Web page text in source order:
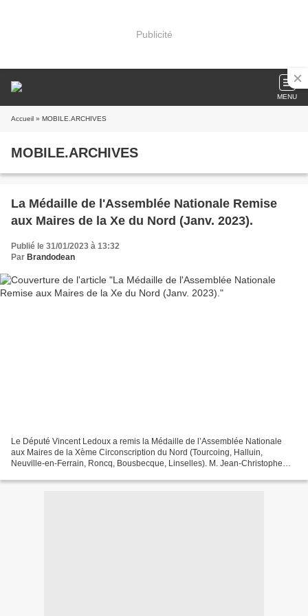
Publicité
MENU
Accueil » MOBILE.ARCHIVES
MOBILE.ARCHIVES
La Médaille de l'Assemblée Nationale Remise
aux Maires de la Xe du Nord (Janv. 2023).
Publié le 31/01/2023 à 13:32
Par Brandodean
Le Député Vincent Ledoux a remis la Médaille de l’Assemblée Nationale
aux Maires de la Xème Circonscription du Nord (Tourcoing, Halluin,
Neuville-en-Ferrain, Roncq, Bousbecque, Linselles). M. Jean-Christophe